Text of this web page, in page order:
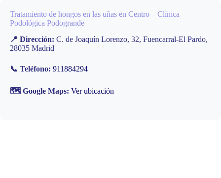
Tratamiento de hongos en las uñas en Centro – Clínica
Podológica Podogrande
📍 Dirección: C. de Joaquín Lorenzo, 32, Fuencarral-El Pardo,
28035 Madrid
📞 Teléfono: 911884294
🗺️ Google Maps: Ver ubicación